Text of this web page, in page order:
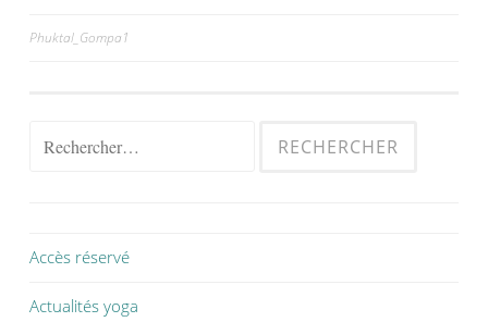
Phuktal_Gompa1
Accès réservé
Actualités yoga